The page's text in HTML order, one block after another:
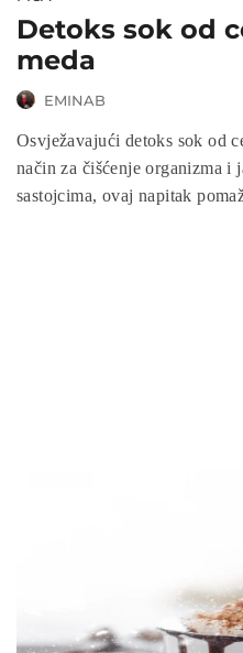
Detoks sok od
meda
EMINAB
Osvježavajući detoks sok od
način za čišćenje organizma i
sastojcima, ovaj napitak